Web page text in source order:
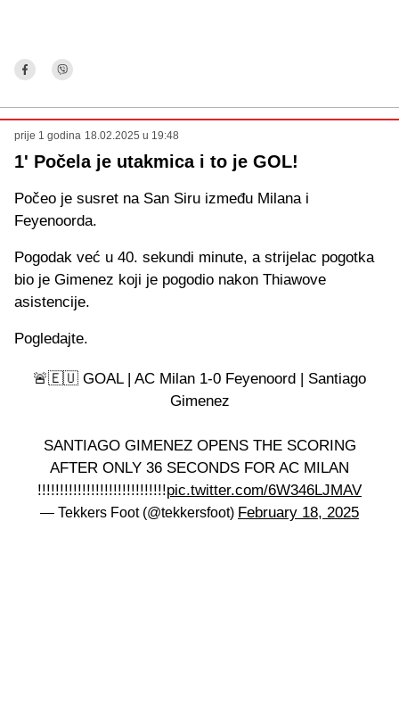
prije 1 godina 18.02.2025 u 19:48
1' Počela je utakmica i to je GOL!
Počeo je susret na San Siru između Milana i
Feyenoorda.
Pogodak već u 40. sekundi minute, a strijelac pogotka
bio je Gimenez koji je pogodio nakon Thiawove
asistencije.
Pogledajte.
🚨🇪🇺 GOAL | AC Milan 1-0 Feyenoord | Santiago
Gimenez
SANTIAGO GIMENEZ OPENS THE SCORING
AFTER ONLY 36 SECONDS FOR AC MILAN
!!!!!!!!!!!!!!!!!!!!!!!!!!!!!pic.twitter.com/6W346LJMAV
— Tekkers Foot (@tekkersfoot) February 18, 2025